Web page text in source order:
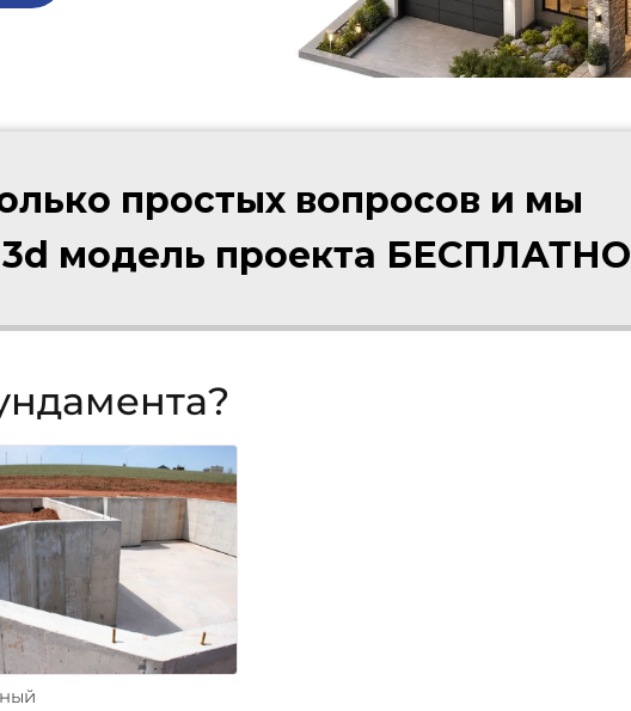
простых вопросов и мы
модель проекта БЕСПЛАТНО